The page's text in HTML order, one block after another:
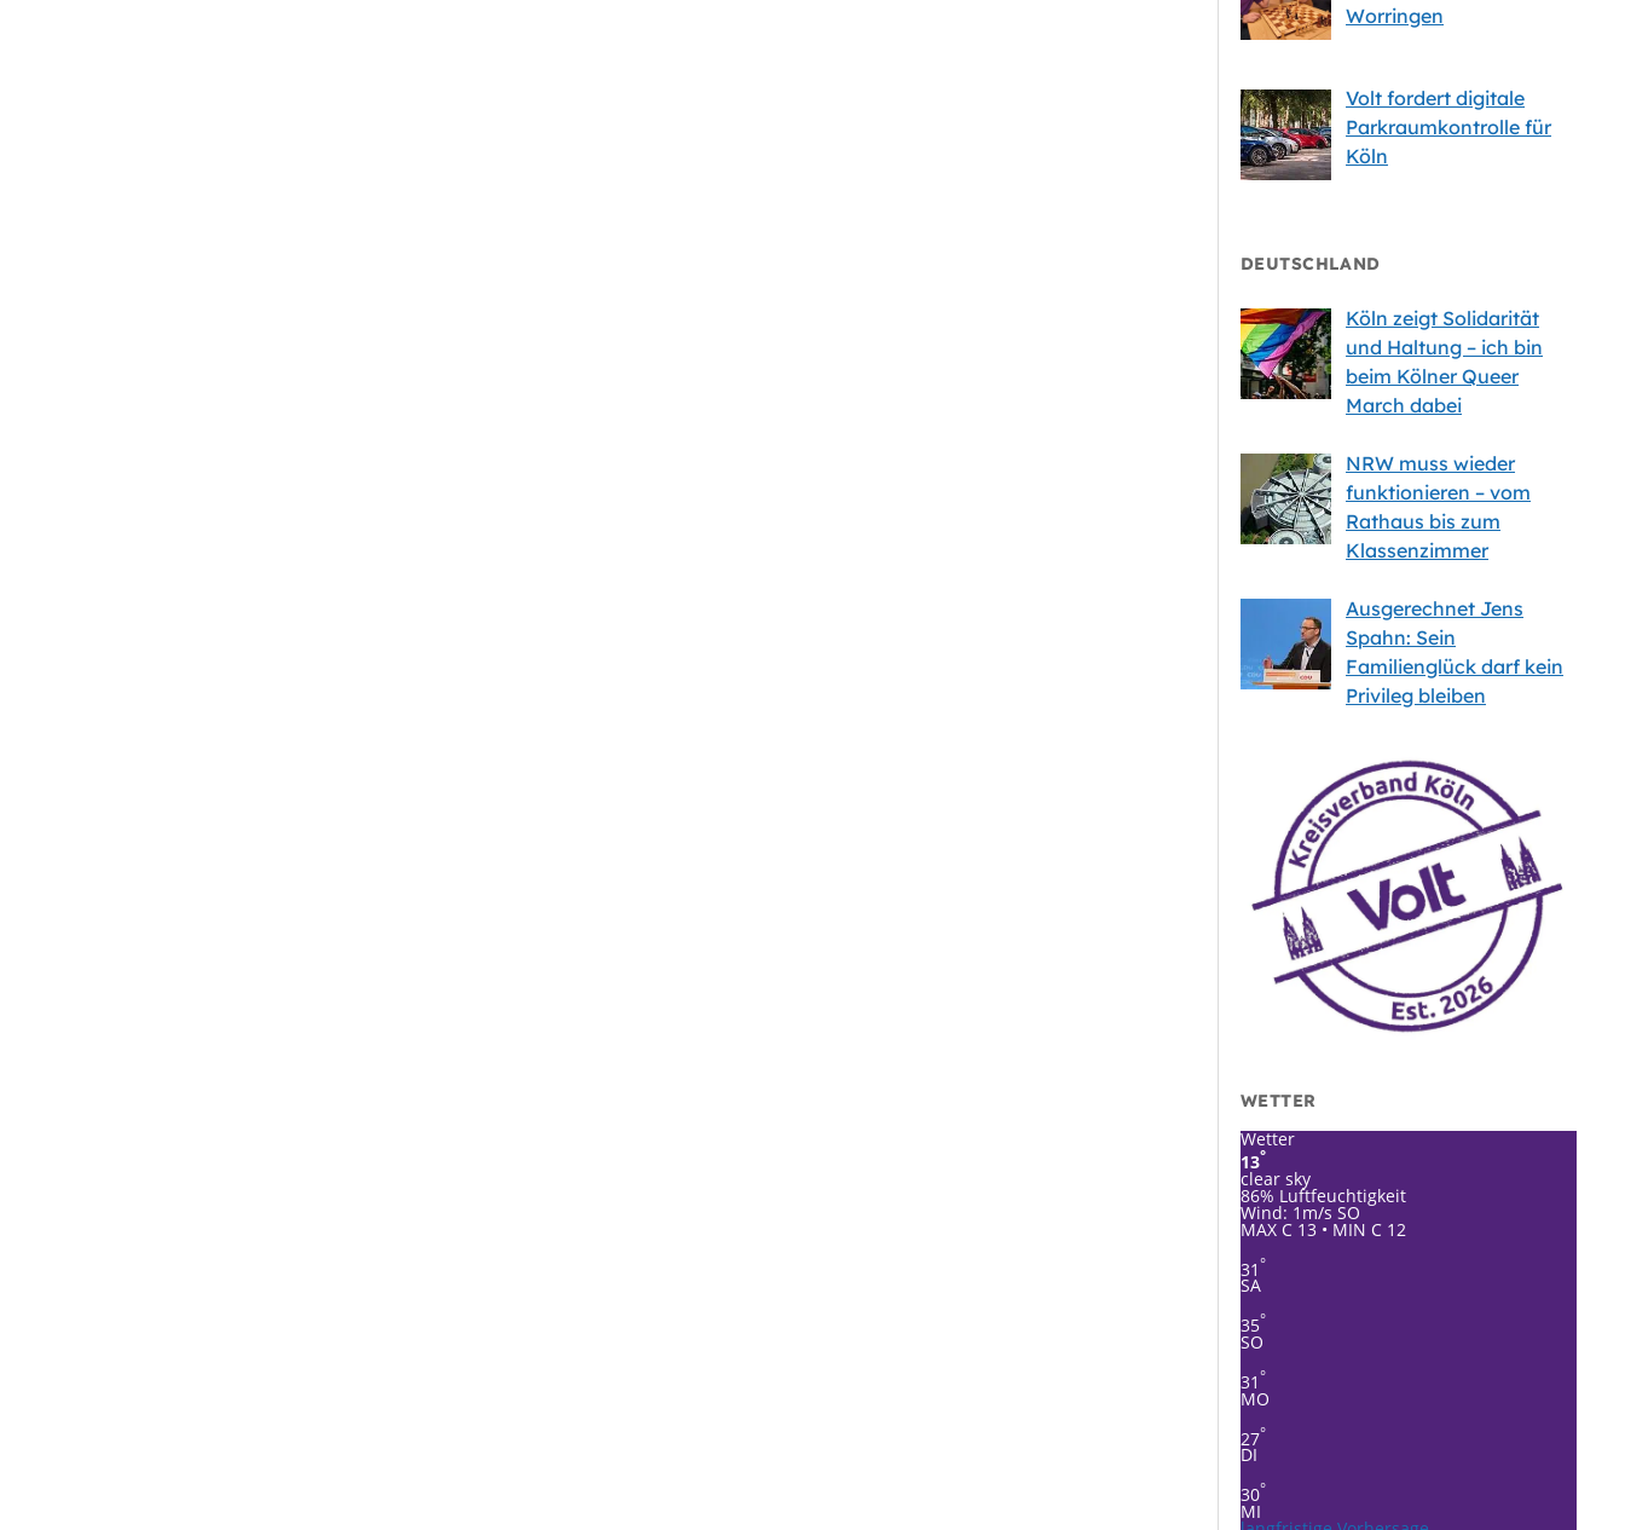
Worringen
Volt fordert digitale
Parkraumkontrolle für
Köln
DEUTSCHLAND
Köln zeigt Solidarität
und Haltung – ich bin
beim Kölner Queer
March dabei
NRW muss wieder
funktionieren – vom
Rathaus bis zum
Klassenzimmer
Ausgerechnet Jens
Spahn: Sein
Familienglück darf kein
Privileg bleiben
WETTER
Wetter
13°
clear sky
86% Luftfeuchtigkeit
Wind: 1m/s SO
MAX C 13 • MIN C 12
31°
SA
35°
SO
31°
MO
27°
DI
30°
MI